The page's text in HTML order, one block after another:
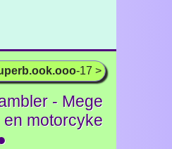
-17 >
- Mege
motorcyke